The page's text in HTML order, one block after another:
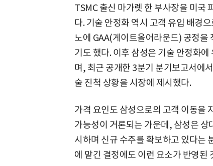
TSMC 출신 마가렛 한 부사장을 미국
다. 기술 안정화 역시 고객 유입 배경
노에 GAA(게이트올어라운드) 공정을
기도 했다. 이후 삼성은 기술 안정화
며, 최근 공개한 3분기 분기보고서에
술 진척 상황을 시장에 제시했다.
가격 요인도 삼성으로의 고객 이동을
가능성이 거론되는 가운데, 삼성은 상
시하며 신규 수주를 확보하고 있다는
에 맡긴 결정에도 이런 요소가 반영된